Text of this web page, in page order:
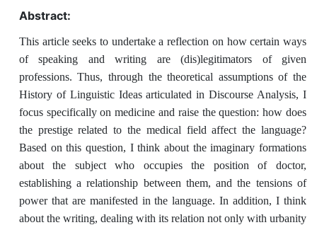
Abstract:
This article seeks to undertake a reflection on how certain ways
of speaking and writing are (dis)legitimators of given
professions. Thus, through the theoretical assumptions of the
History of Linguistic Ideas articulated in Discourse Analysis, I
focus specifically on medicine and raise the question: how does
the prestige related to the medical field affect the language?
Based on this question, I think about the imaginary formations
about the subject who occupies the position of doctor,
establishing a relationship between them, and the tensions of
power that are manifested in the language. In addition, I think
about the writing, dealing with its relation not only with urbanity